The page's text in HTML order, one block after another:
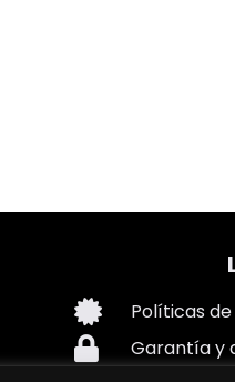
Políticas
Garantía y